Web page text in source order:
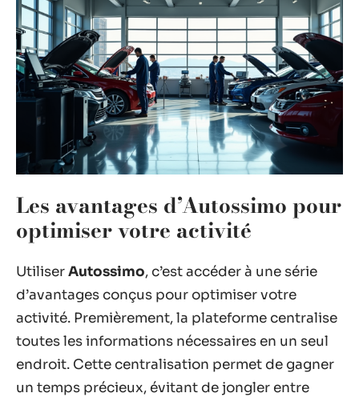
Les avantages d’Autossimo pour
optimiser votre activité
UtiliserAutossimo, c’est accéder à une série
d’avantages conçus pour optimiser votre
activité. Premièrement, la plateforme centralise
toutes les informations nécessaires en un seul
endroit. Cette centralisation permet de gagner
un temps précieux, évitant de jongler entre